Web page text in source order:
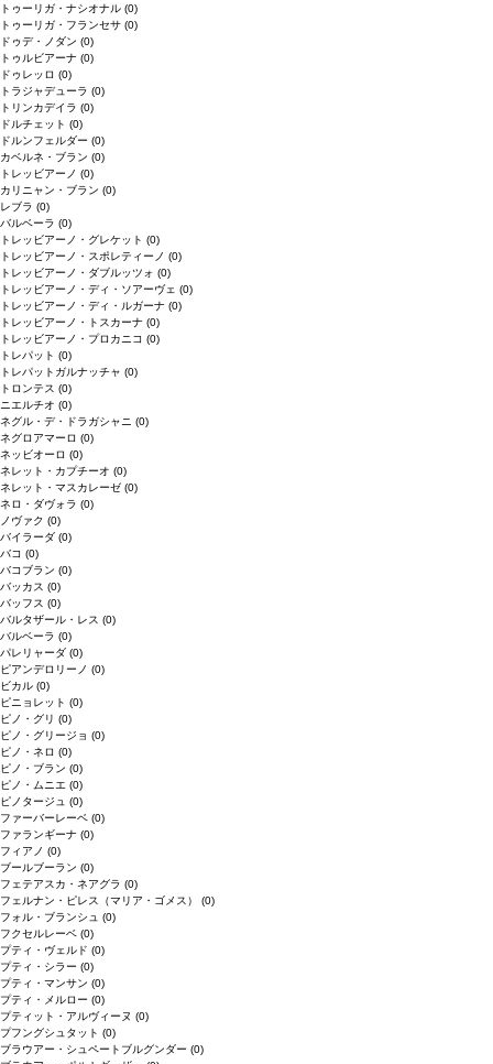
トゥーリガ・ナシオナル (0)
トゥーリガ・フランセサ (0)
ドゥデ・ノダン (0)
トゥルビアーナ (0)
ドゥレッロ (0)
トラジャデューラ (0)
トリンカデイラ (0)
ドルチェット (0)
ドルンフェルダー (0)
カベルネ・ブラン (0)
トレッビアーノ (0)
カリニャン・ブラン (0)
レブラ (0)
バルベーラ (0)
トレッビアーノ・グレケット (0)
トレッビアーノ・スポレティーノ (0)
トレッビアーノ・ダブルッツォ (0)
トレッビアーノ・ディ・ソアーヴェ (0)
トレッビアーノ・ディ・ルガーナ (0)
トレッビアーノ・トスカーナ (0)
トレッビアーノ・プロカニコ (0)
トレパット (0)
トレパットガルナッチャ (0)
トロンテス (0)
ニエルチオ (0)
ネグル・デ・ドラガシャニ (0)
ネグロアマーロ (0)
ネッビオーロ (0)
ネレット・カプチーオ (0)
ネレット・マスカレーゼ (0)
ネロ・ダヴォラ (0)
ノヴァク (0)
バイラーダ (0)
バコ (0)
バコブラン (0)
バッカス (0)
バッフス (0)
バルタザール・レス (0)
バルベーラ (0)
パレリャーダ (0)
ピアンデロリーノ (0)
ビカル (0)
ピニョレット (0)
ピノ・グリ (0)
ピノ・グリージョ (0)
ピノ・ネロ (0)
ピノ・ブラン (0)
ピノ・ムニエ (0)
ピノタージュ (0)
ファーバーレーベ (0)
ファランギーナ (0)
フィアノ (0)
ブールブーラン (0)
フェテアスカ・ネアグラ (0)
フェルナン・ピレス（マリア・ゴメス） (0)
フォル・ブランシュ (0)
フクセルレーベ (0)
プティ・ヴェルド (0)
プティ・シラー (0)
プティ・マンサン (0)
プティ・メルロー (0)
プティット・アルヴィーヌ (0)
プフングシュタット (0)
ブラウアー・シュペートブルグンダー (0)